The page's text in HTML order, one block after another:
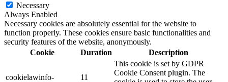
Necessary
Always Enabled
Necessary cookies are absolutely essential for the website to
function properly. These cookies ensure basic functionalities and
security features of the website, anonymously.
Cookie
Duration Description
cookielawinfo-
11
This cookie is set by GDPR
Cookie Consent plugin. The